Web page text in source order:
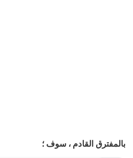
بالمفترق القادم ، سوف ؛